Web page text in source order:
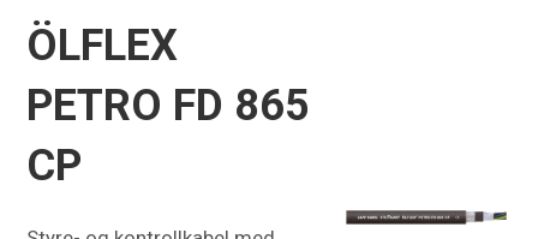
ÖLFLEX
PETRO FD 865
CP